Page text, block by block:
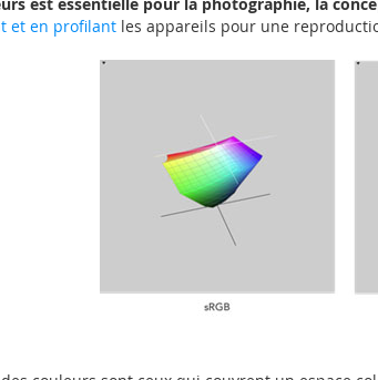
et en profilant les appareils pour une